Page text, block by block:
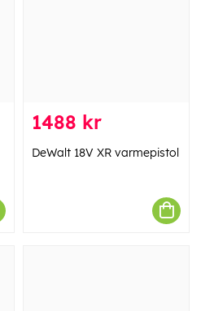
1488 kr
DeWalt 18V XR varmepistol